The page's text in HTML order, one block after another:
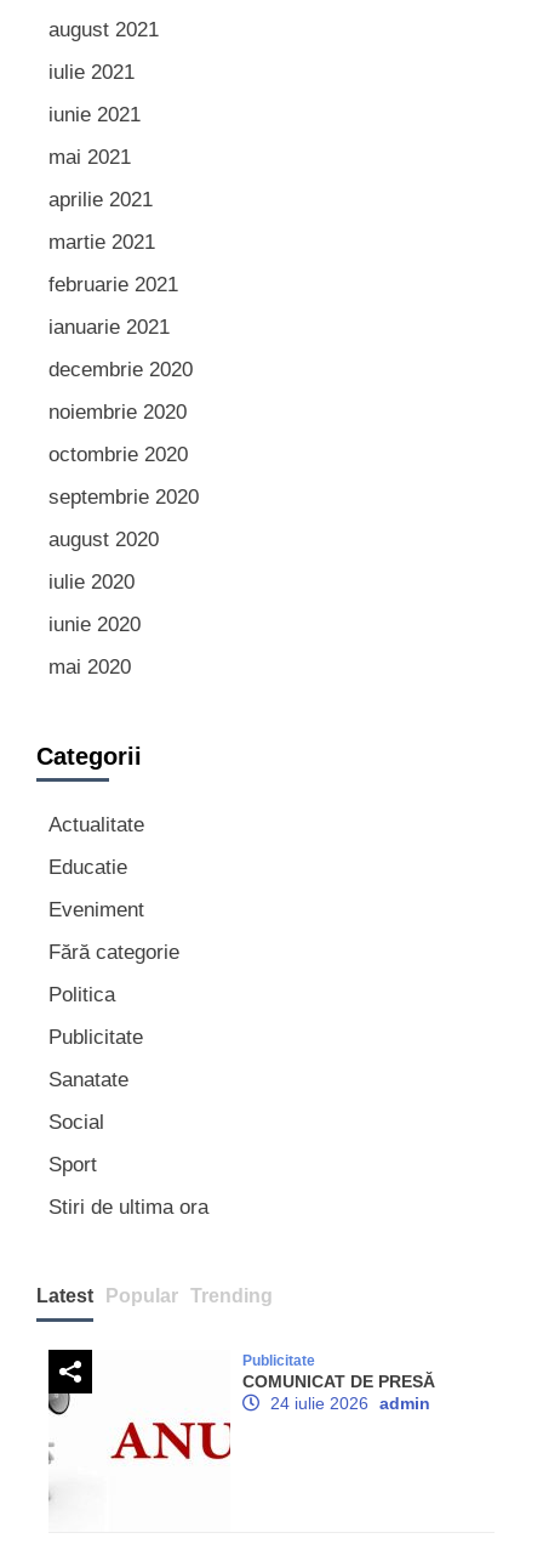
august 2021
iulie 2021
iunie 2021
mai 2021
aprilie 2021
martie 2021
februarie 2021
ianuarie 2021
decembrie 2020
noiembrie 2020
octombrie 2020
septembrie 2020
august 2020
iulie 2020
iunie 2020
mai 2020
Categorii
Actualitate
Educatie
Eveniment
Fără categorie
Politica
Publicitate
Sanatate
Social
Sport
Stiri de ultima ora
Latest Popular Trending
Publicitate
COMUNICAT DE PRESĂ
24 iulie 2026
admin